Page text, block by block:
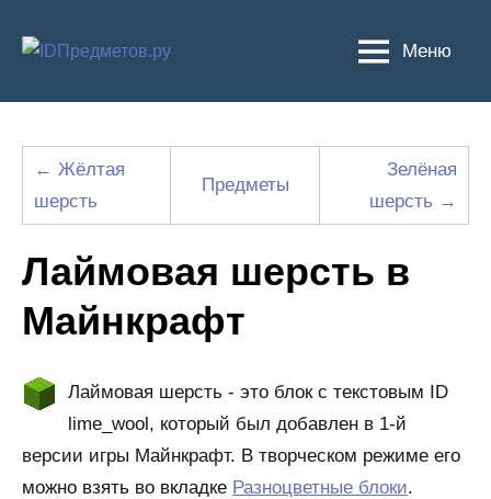
Меню
← Жёлтая
шерсть
Предметы
Зелёная
шерсть →
Лаймовая шерсть в
Майнкрафт
Лаймовая шерсть - это блок с текстовым ID
lime_wool, который был добавлен в 1-й
версии игры Майнкрафт. В творческом режиме его
можно взять во вкладке Разноцветные блоки.